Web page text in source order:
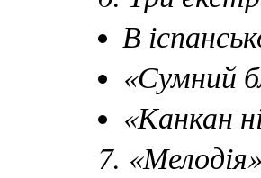
В
«Сумний
«Канкан
7. «Мелодія»